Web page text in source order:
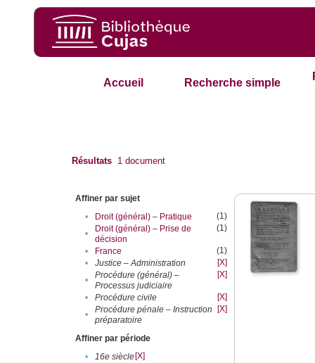
Accueil Recherche simple
Résultats 1 document
Affiner par sujet
•
Droit (général) – Pratique
(1)
•
Droit (général) – Prise de
décision
(1)
• France
(1)
•
Justice – Administration
[X]
•
Procédure (général) –
Processus judiciaire
[X]
• Procédure civile
[X]
•
Procédure pénale – Instruction
préparatoire
[X]
Affiner par période
•
16e siècle[X]